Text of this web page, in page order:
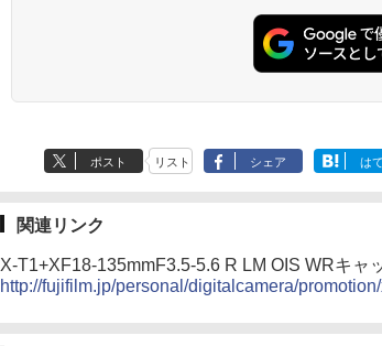
ポスト リスト シェア は
関連リンク
X-T1+XF18-135mmF3.5-5.6 R LM OIS WRキャ
http://fujifilm.jp/personal/digitalcamera/